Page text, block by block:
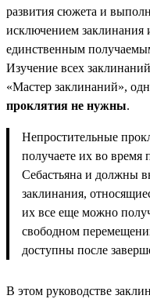
развития сюжета и
исключением заклинания
единственным
Изучение всех
«Мастер заклинаний»,
проклятия не нужны.
Непростительные
получаете их во время
Себастьяна и должны
заклинания,
их все еще можно
свободном
доступны после
В этом руководстве